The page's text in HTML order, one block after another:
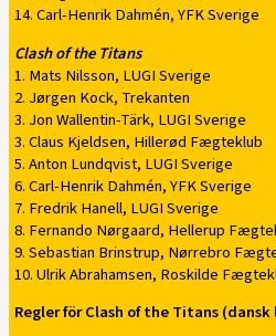
14. Carl-Henrik Dahmén, YFK Sverige
Clash of the Titans
1. Mats Nilsson, LUGI Sverige
2. Jørgen Kock, Trekanten
3. Jon Wallentin-Tärk, LUGI Sverige
3. Claus Kjeldsen, Hillerød Fægteklub
5. Anton Lundqvist, LUGI Sverige
6. Carl-Henrik Dahmén, YFK Sverige
7. Fredrik Hanell, LUGI Sverige
8. Fernando Nørgaard, Hellerup
9. Sebastian Brinstrup, Nørrebro
10. Ulrik Abrahamsen, Roskilde
Regler för Clash of the Titans (dansk